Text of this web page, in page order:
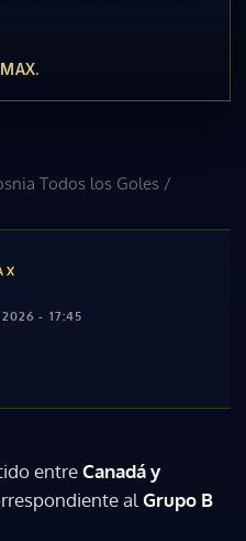
Todos los Goles /
2026 - 17:45
entreCanadá y
al Grupo B